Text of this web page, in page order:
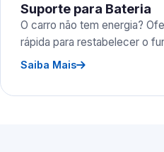
Suporte para Bateria
O carro não tem energia?
rápida para restabelecer o
Saiba Mais